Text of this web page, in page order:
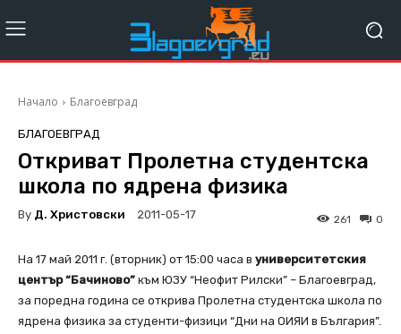
Начало Благоевград
БЛАГОЕВГРАД
Откриват Пролетна студентска
школа по ядрена физика
By Д. Христовски 2011-05-17 0
261
На 17 май 2011 г. (вторник) от 15:00 часа в университетския
център “Бачиново” към ЮЗУ “Неофит Рилски” – Благоевград,
за поредна година се открива Пролетна студентска школа по
ядрена физика за студенти-физици “Дни на ОИЯИ в България”.